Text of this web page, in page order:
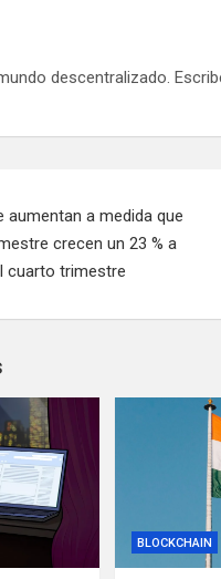
descentralizado.
a medida que
crecen un 23 % a
cuarto trimestre
BLOCKCHAIN